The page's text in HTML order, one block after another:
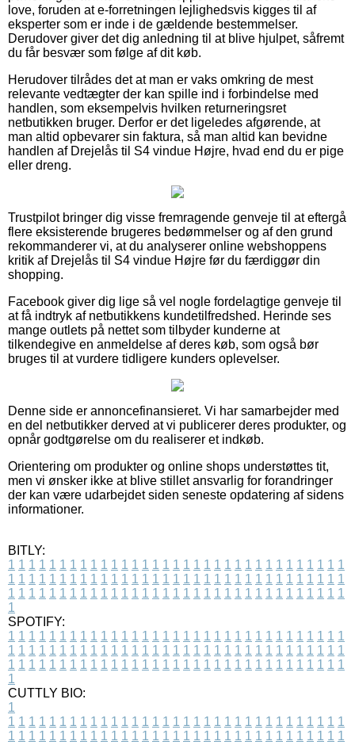
love, foruden at e-forretningen lejlighedsvis kigges til af
eksperter som er inde i de gældende bestemmelser.
Derudover giver det dig anledning til at blive hjulpet, såfremt
du får besvær som følge af dit køb.
Herudover tilrådes det at man er vaks omkring de mest
relevante vedtægter der kan spille ind i forbindelse med
handlen, som eksempelvis hvilken returneringsret
netbutikken bruger. Derfor er det ligeledes afgørende, at
man altid opbevarer sin faktura, så man altid kan bevidne
handlen af Drejelås til S4 vindue Højre, hvad end du er pige
eller dreng.
Trustpilot bringer dig visse fremragende genveje til at eftergå
flere eksisterende brugeres bedømmelser og af den grund
rekommanderer vi, at du analyserer online webshoppens
kritik af Drejelås til S4 vindue Højre før du færdiggør din
shopping.
Facebook giver dig lige så vel nogle fordelagtige genveje til
at få indtryk af netbutikkens kundetilfredshed. Herinde ses
mange outlets på nettet som tilbyder kunderne at
tilkendegive en anmeldelse af deres køb, som også bør
bruges til at vurdere tidligere kunders oplevelser.
Denne side er annoncefinansieret. Vi har samarbejder med
en del netbutikker derved at vi publicerer deres produkter, og
opnår godtgørelse om du realiserer et indkøb.
Orientering om produkter og online shops understøttes tit,
men vi ønsker ikke at blive stillet ansvarlig for forandringer
der kan være udarbejdet siden seneste opdatering af sidens
informationer.
BITLY:
1 1 1 1 1 1 1 1 1 1 1 1 1 1 1 1 1 1 1 1 1 1 1 1 1 1 1 1 1 1 1 1 1
1 1 1 1 1 1 1 1 1 1 1 1 1 1 1 1 1 1 1 1 1 1 1 1 1 1 1 1 1 1 1 1 1
1 1 1 1 1 1 1 1 1 1 1 1 1 1 1 1 1 1 1 1 1 1 1 1 1 1 1 1 1 1 1 1 1
1
SPOTIFY:
1 1 1 1 1 1 1 1 1 1 1 1 1 1 1 1 1 1 1 1 1 1 1 1 1 1 1 1 1 1 1 1 1
1 1 1 1 1 1 1 1 1 1 1 1 1 1 1 1 1 1 1 1 1 1 1 1 1 1 1 1 1 1 1 1 1
1 1 1 1 1 1 1 1 1 1 1 1 1 1 1 1 1 1 1 1 1 1 1 1 1 1 1 1 1 1 1 1 1
1
CUTTLY BIO:
1
1 1 1 1 1 1 1 1 1 1 1 1 1 1 1 1 1 1 1 1 1 1 1 1 1 1 1 1 1 1 1 1 1
1 1 1 1 1 1 1 1 1 1 1 1 1 1 1 1 1 1 1 1 1 1 1 1 1 1 1 1 1 1 1 1 1